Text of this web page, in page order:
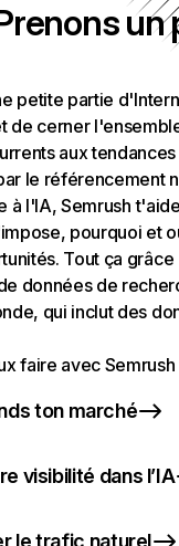
un
petite partie
de cerner
aux
le référencement
à l'IA, Semrush
pourquoi et
Tout ça grâce
données de
qui inclut des
faire avec Semrush
ton marché
visibilité dans l’IA
le trafic naturel